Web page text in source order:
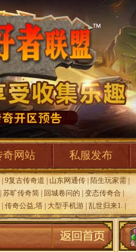
奇网站 私服发布
9复古传奇道 山东网通传 陌生玩家需
苏旷传奇简 回城卷问的 变态传奇合
传奇公益,塔 大型手机游 乱世归来1.